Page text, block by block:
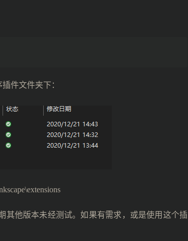
件文件夹下：
其他版本未经测试。如果有需求，或是使用这个插